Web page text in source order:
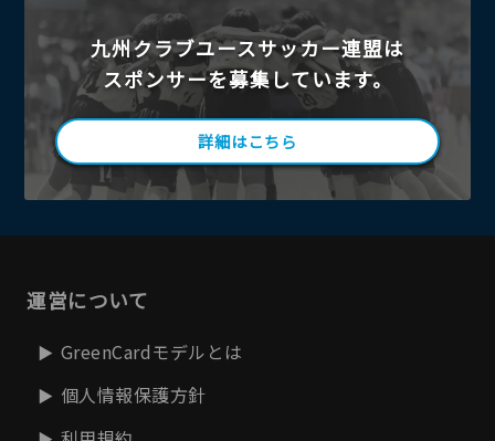
九州クラブユースサッカー連盟は
スポンサーを募集しています。
詳細はこちら
運営について
GreenCardモデルとは
個人情報保護方針